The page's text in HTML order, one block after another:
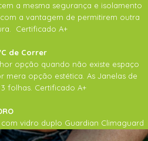
a mesma segurança e isolamento
a vantagem de permitirem outra
Certificado A+
de Correr
opção quando não existe espaço
mera opção estética. As Janelas de
folhas. Certificado A+
vidro duplo Guardian Climaguard
4/16/4 standard.